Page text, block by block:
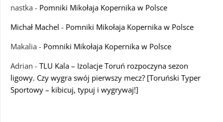
nastka - Pomniki Mikołaja Kopernika w Polsce
Michał Machel - Pomniki Mikołaja Kopernika w Polsce
Makalia - Pomniki Mikołaja Kopernika w Polsce
Adrian - TLU Kala – Izolacje Toruń rozpoczyna sezon
ligowy. Czy wygra swój pierwszy mecz? [Toruński Typer
Sportowy – kibicuj, typuj i wygrywaj!]